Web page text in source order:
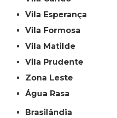
Vila Esperança
Vila Formosa
Vila Matilde
Vila Prudente
Zona Leste
Água Rasa
Brasilândia